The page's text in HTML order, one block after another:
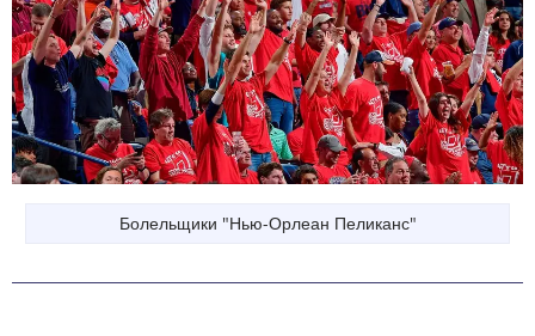
Болельщики "Нью-Орлеан Пеликанс"